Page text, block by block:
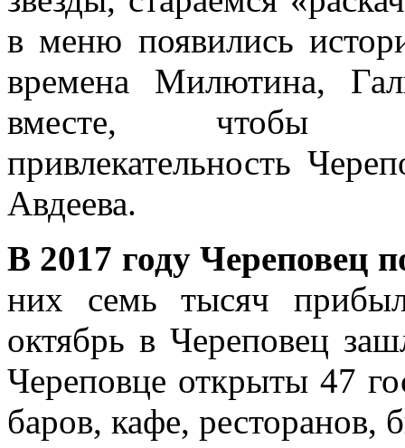
в меню появились
времена Милютина,
вместе, чтобы
привлекательность
Авдеева.
В 2017 году Череповец
них семь тысяч
октябрь в Череповец
Череповце открыты 47
баров, кафе, ресторанов,